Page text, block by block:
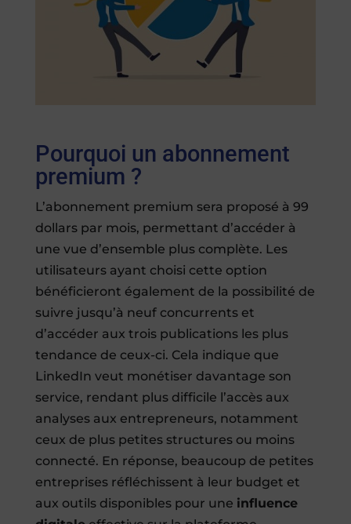
Pourquoi un abonnement
premium ?
L’abonnement premium sera proposé à 99
dollars par mois, permettant d’accéder à
une vue d’ensemble plus complète. Les
utilisateurs ayant choisi cette option
bénéficieront également de la possibilité de
suivre jusqu’à neuf concurrents et
d’accéder aux trois publications les plus
tendance de ceux-ci. Cela indique que
LinkedIn veut monétiser davantage son
service, rendant plus difficile l’accès aux
analyses aux entrepreneurs, notamment
ceux de plus petites structures ou moins
connecté. En réponse, beaucoup de petites
entreprises réfléchissent à leur budget et
aux outils disponibles pour une influence